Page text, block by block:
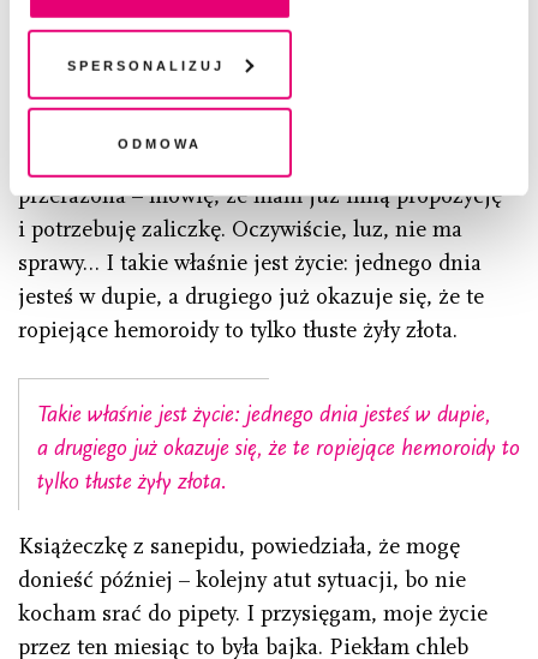
chwili wycofać lub ponowić w zakładce "Ustawienia
plików cookie". Wycofanie zgody nie wpływa na
legalność przetwarzania danych przed jej wycofaniem
Spersonalizuj
Odmowa
WhatsApp. Kochanica pieczywa złamanym głosem,
ale upozorowanym na energiczny i radosny,
informuje mnie, że dostałam tą pracę. Między
przerażona – mówię, że mam już inną propozycję
i potrzebuję zaliczkę. Oczywiście, luz, nie ma
sprawy… I takie właśnie jest życie: jednego dnia
jesteś w dupie, a drugiego już okazuje się, że te
ropiejące hemoroidy to tylko tłuste żyły złota.
Takie właśnie jest życie: jednego dnia jesteś w dupie,
a drugiego już okazuje się, że te ropiejące hemoroidy to
tylko tłuste żyły złota.
Książeczkę z sanepidu, powiedziała, że mogę
donieść później – kolejny atut sytuacji, bo nie
kocham srać do pipety. I przysięgam, moje życie
przez ten miesiąc to była bajka. Piekłam chleb